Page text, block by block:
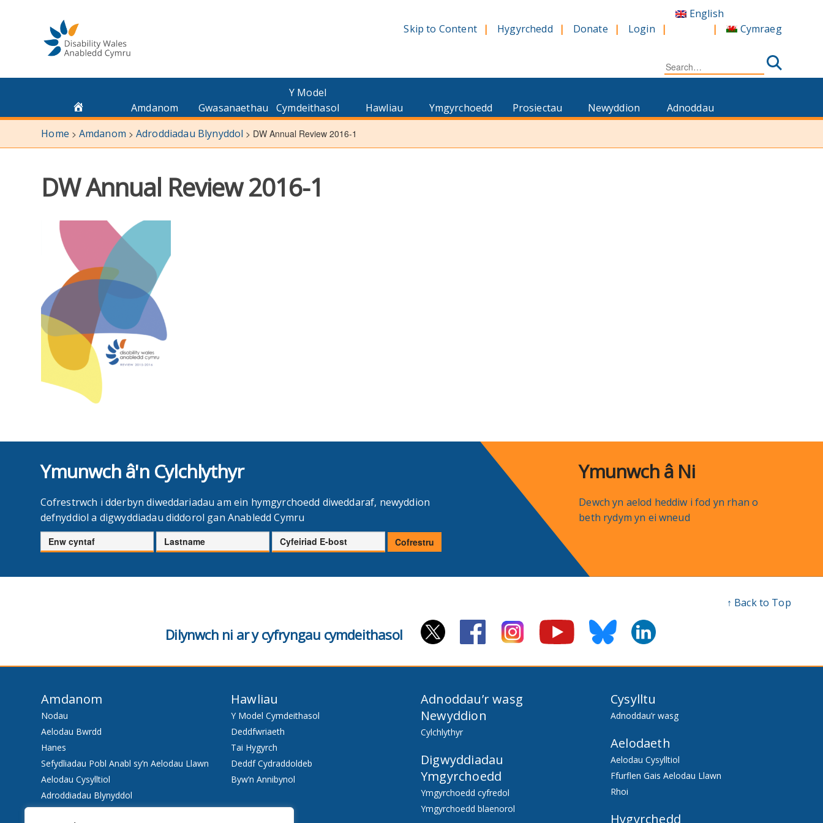
Skip to Content Hygyrchedd Donate Login
English
Cymraeg
Search
for:
Amdanom Gwasanaethau
Y Model
Cymdeithasol
Hawliau Ymgyrchoedd Prosiectau Newyddion
Adnoddau
Home > Amdanom > Adroddiadau Blynyddol > DW Annual Review 2016-1
DW Annual Review 2016-1
Ymunwch â'n Cylchlythyr
Cofrestrwch i dderbyn diweddariadau am ein hymgyrchoedd diweddaraf, newyddion
defnyddiol a digwyddiadau diddorol gan Anabledd Cymru
Enw
cyntaf
Cyfenw
Cyfeiriad
E-
Cofrestru
Ymunwch â Ni
Dewch yn aelod heddiw i fod yn rhan o
beth rydym yn ei wneud
↑ Back to Top
Dilynwch ni ar y cyfryngau cymdeithasol
Amdanom
Nodau
Aelodau Bwrdd
Hanes
Sefydliadau Pobl Anabl sy’n Aelodau Llawn
Aelodau Cysylltiol
Adroddiadau Blynyddol
Staff
Hawliau
Y Model Cymdeithasol
Deddfwriaeth
Tai Hygyrch
Deddf Cydraddoldeb
Byw’n Annibynol
Adnoddau’r wasg
Newyddion
Cylchlythyr
Digwyddiadau
Ymgyrchoedd
Ymgyrchoedd cyfredol
Ymgyrchoedd blaenorol
Cysylltu
Adnoddau’r wasg
Aelodaeth
Aelodau Cysylltiol
Ffurflen Gais Aelodau Llawn
Rhoi
Hygyrchedd